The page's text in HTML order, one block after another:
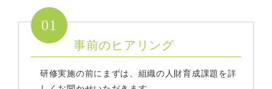
01
事前のヒアリング
研修実施の前にまずは、組織の人財育成課題を詳